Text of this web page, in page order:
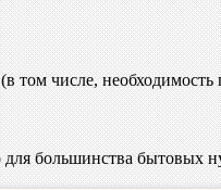
том числе, необходимость
для большинства бытовых